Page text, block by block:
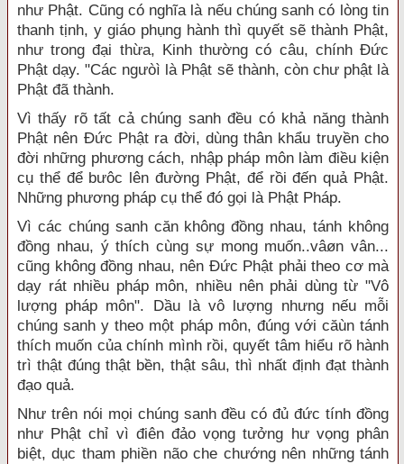
như Phật. Cũng có nghĩa là nếu chúng sanh có lòng tin
thanh tịnh, y giáo phụng hành thì quyết sẽ thành Phật,
như trong đại thừa, Kinh thường có câu, chính Đức
Phật dạy. "Các ngưòì là Phật sẽ thành, còn chư phật là
Phật đã thành.
Vì thấy rõ tất cả chúng sanh đều có khả năng thành
Phật nên Đức Phật ra đời, dùng thân khẩu truyền cho
đời những phương cách, nhập pháp môn làm điều kiện
cụ thể để bưôc lên đường Phật, để rồi đến quả Phật.
Những phương pháp cụ thể đó gọi là Phật Pháp.
Vì các chúng sanh căn không đồng nhau, tánh không
đồng nhau, ý thích cùng sự mong muốn..vâøn vân...
cũng không đồng nhau, nên Đức Phật phải theo cơ mà
dạy rát nhiều pháp môn, nhiều nên phải dùng từ "Vô
lượng pháp môn". Dầu là vô lượng nhưng nếu mỗi
chúng sanh y theo một pháp môn, đúng với căùn tánh
thích muốn của chính mình rồi, quyết tâm hiểu rõ hành
trì thật đúng thật bền, thật sâu, thì nhất định đạt thành
đạo quả.
Như trên nói mọi chúng sanh đều có đủ đức tính đồng
như Phật chỉ vì điên đảo vọng tưởng hư vọng phân
biệt, dục tham phiền não che chướng nên những tánh